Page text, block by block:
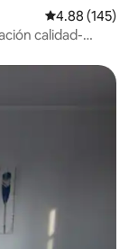
Calificación
4.88 (145)
calidad-